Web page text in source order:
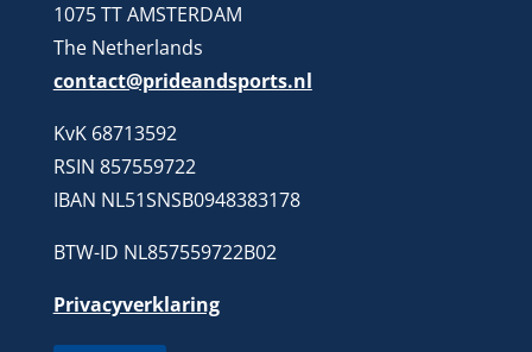
1075 TT AMSTERDAM
The Netherlands
contact@prideandsports.nl
KvK 68713592
RSIN 857559722
IBAN NL51SNSB0948383178
BTW-ID NL857559722B02
Privacyverklaring